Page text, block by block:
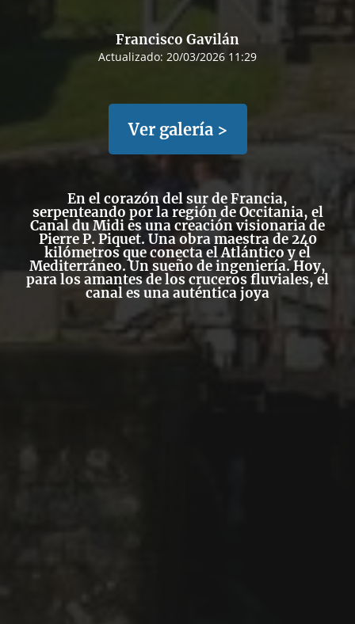
Francisco Gavilán
Actualizado: 20/03/2026 11:29
Ver galería >
En el corazón del sur de Francia,
serpenteando por la región de Occitania, el
Canal du Midi es una creación visionaria de
Pierre P. Piquet. Una obra maestra de 240
kilómetros que conecta el Atlántico y el
Mediterráneo. Un sueño de ingeniería. Hoy,
para los amantes de los cruceros fluviales, el
canal es una auténtica joya